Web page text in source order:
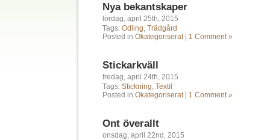
Nya bekantskaper
lördag, april 25th, 2015
Tags: Odling, Trädgård
Posted in Okategoriserat| 1 Comment »
Stickarkväll
fredag, april 24th, 2015
Tags: Stickning, Textil
Posted in Okategoriserat| 1 Comment »
Ont överallt
onsdag, april 22nd, 2015